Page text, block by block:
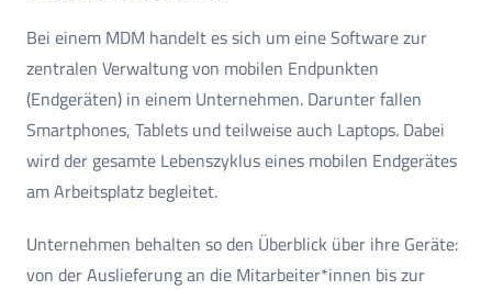
Bei einem MDM handelt es sich um eine Software zur
zentralen Verwaltung von mobilen Endpunkten
(Endgeräten) in einem Unternehmen. Darunter fallen
Smartphones, Tablets und teilweise auch Laptops. Dabei
wird der gesamte Lebenszyklus eines mobilen Endgerätes
am Arbeitsplatz begleitet.
Unternehmen behalten so den Überblick über ihre Geräte:
von der Auslieferung an die Mitarbeiter*innen bis zur